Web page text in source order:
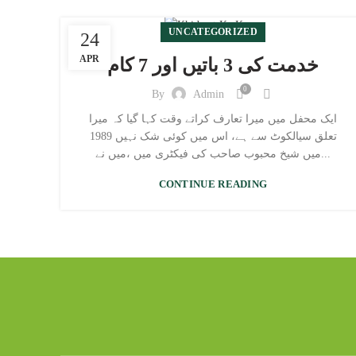
24
APR
UNCATEGORIZED
خدمت کی 3 باتیں اور 7 کام
By Admin 0
ایک محفل میں میرا تعارف کراتے وقت کہا گیا کہ میرا
تعلق سیالکوٹ سے ہے، اس میں کوئی شک نہیں 1989
CONTINUE READING